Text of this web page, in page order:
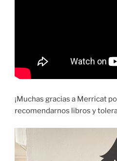
¡Muchas gracias a Merricat
recomendarnos libros y